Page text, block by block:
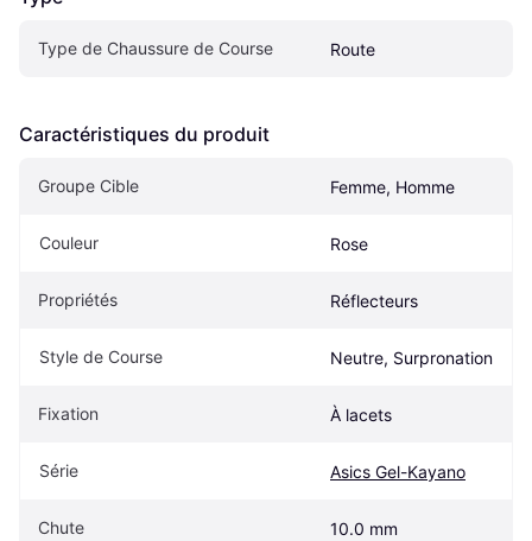
Type de Chaussure de Course Route
Caractéristiques du produit
Groupe Cible Femme, Homme
Couleur Rose
Propriétés Réflecteurs
Style de Course Neutre, Surpronation
Fixation À lacets
Série Asics Gel-Kayano
Chute 10.0 mm